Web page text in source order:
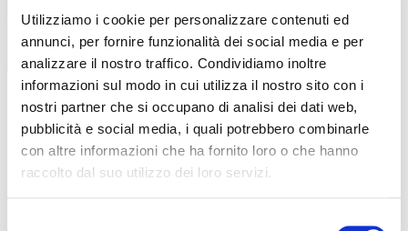
Utilizziamo i cookie per personalizzare contenuti ed
annunci, per fornire funzionalità dei social media e per
analizzare il nostro traffico. Condividiamo inoltre
informazioni sul modo in cui utilizza il nostro sito con i
nostri partner che si occupano di analisi dei dati web,
pubblicità e social media, i quali potrebbero combinarle
con altre informazioni che ha fornito loro o che hanno
raccolto dal suo utilizzo dei loro servizi.
25-07-2025
STRAVA SENZA STRESS, I CONSIGLI DI (MENTAL
COACH) PAGANI
Strava è uno strumento molto utile, ma che può anche
diventare una fonte di stress. Ne abbiamo parlato con la
STRADA
A MISANO
LE
della North